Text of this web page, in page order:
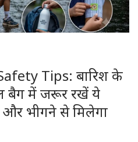
Tips: बारिश के
बैग में जरूर रखें ये
और भीगने से मिलेगा